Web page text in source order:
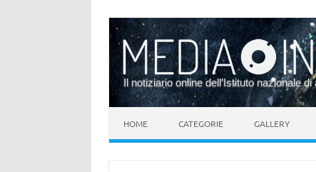
Il notiziario online dell’Istituto nazionale
HOME CATEGORIE GALLERY